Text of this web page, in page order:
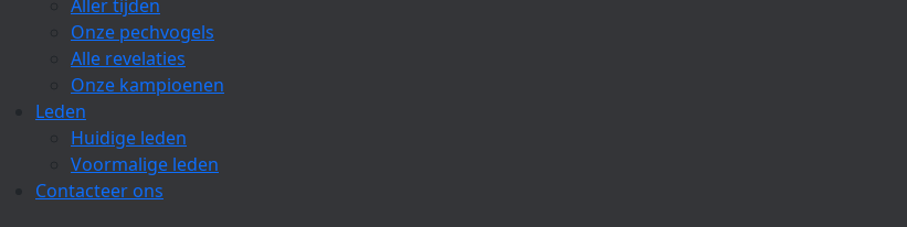
Aller tijden
Onze pechvogels
Alle revelaties
Onze kampioenen
Leden
Huidige leden
Voormalige leden
Contacteer ons